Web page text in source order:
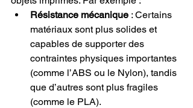
Résistance mécanique : Certains
matériaux sont plus solides et
capables de supporter des
contraintes physiques importantes
(comme l’ABS ou le Nylon), tandis
que d’autres sont plus fragiles
(comme le PLA).